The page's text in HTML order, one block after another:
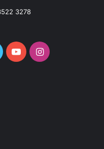
3278
YouTubeInstagram